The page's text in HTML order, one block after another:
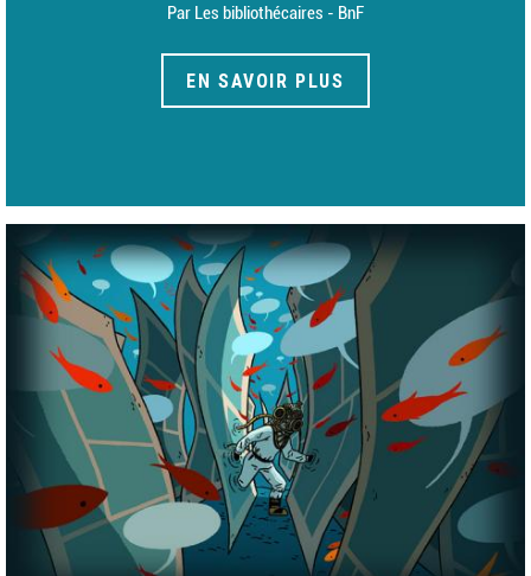
Par Les bibliothécaires - BnF
EN SAVOIR PLUS